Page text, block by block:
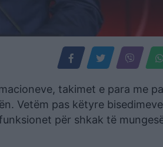
takimet e para me
Vetëm pas këtyre
për shkak të